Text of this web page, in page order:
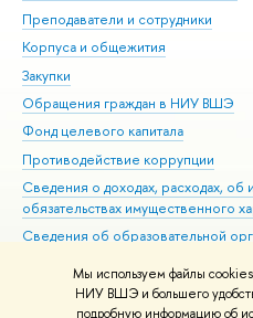
Мы используем файлы
НИУ ВШЭ и большего
подробную информацию об
Преподаватели и сотрудники
Корпуса и общежития
Закупки
Обращения граждан в НИУ ВШЭ
Фонд целевого капитала
Противодействие коррупции
Сведения о доходах, расходах, об
обязательствах имущественного
Сведения об образовательной
Людям с ограниченными
Единая платежная страница